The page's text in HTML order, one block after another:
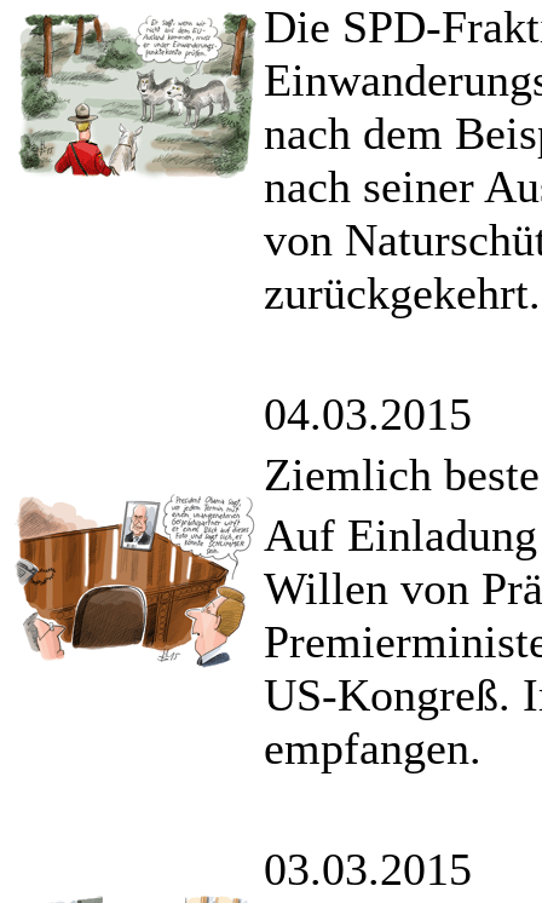
Die SPD-
nach dem
nach seiner
von
zurückgekehrt.
04.03.2015
Ziemlich
Auf Einladung
Willen von
US-Kongreß.
empfangen.
03.03.2015